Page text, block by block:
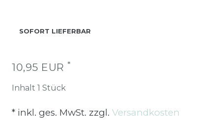
SOFORT LIEFERBAR
10,95 EUR *
Inhalt 1 Stück
* inkl. ges. MwSt. zzgl. Versandkosten